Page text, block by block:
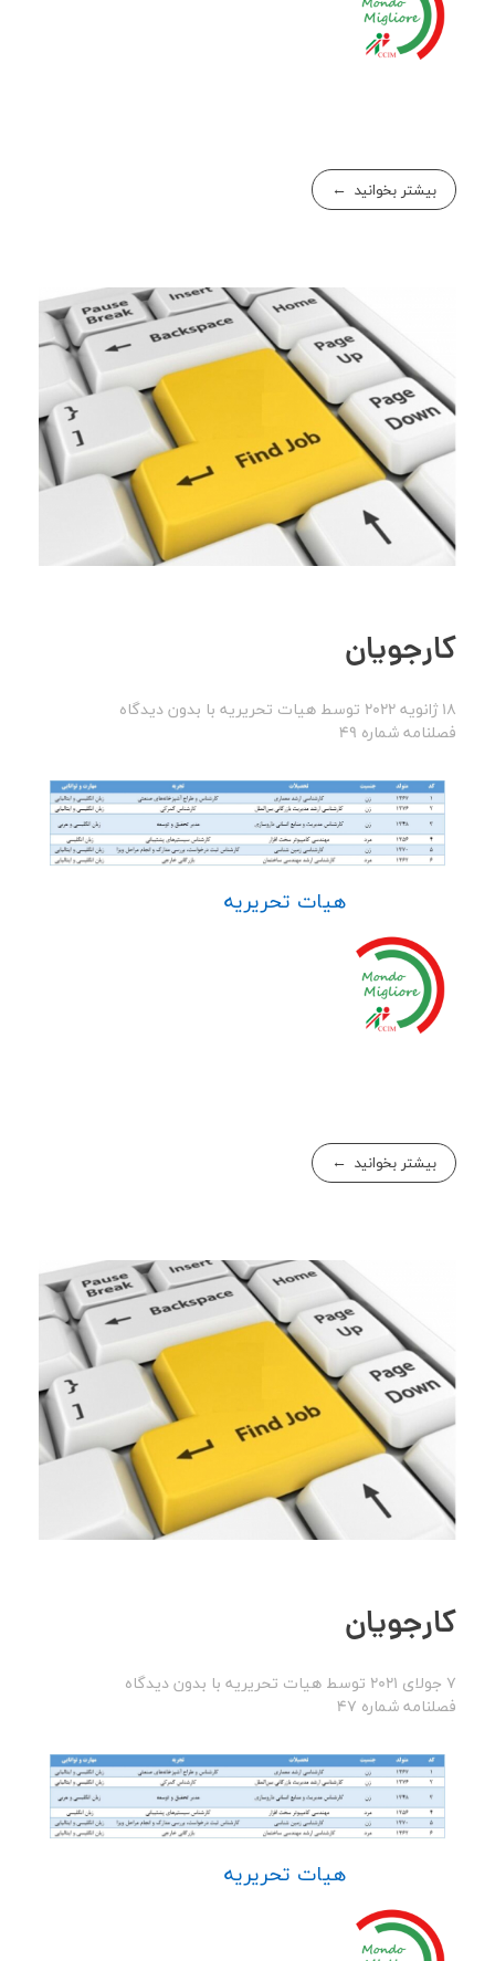
بیشتر بخوانید
کارجویان
18 ژانویه 2022 توسط هیات تحریریه با بدون دیدگاه
فصلنامه شماره 49
هیات تحریریه
بیشتر بخوانید
کارجویان
7 جولای 2021 توسط هیات تحریریه با بدون دیدگاه
فصلنامه شماره 47
هیات تحریریه